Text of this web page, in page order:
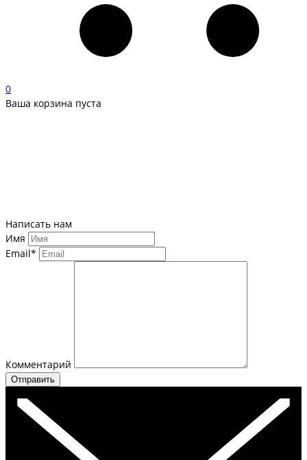
0
Ваша корзина пуста
Написать нам
Имя
Email*
Комментарий
Отправить